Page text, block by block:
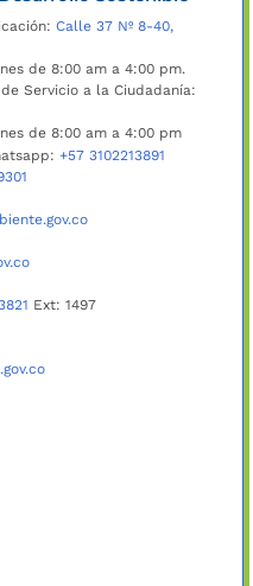
Calle 37 Nº 8-40,
de 8:00 am a 4:00 pm.
Servicio a la Ciudadanía:
de 8:00 am a 4:00 pm
+57 3102213891
Ext: 1497